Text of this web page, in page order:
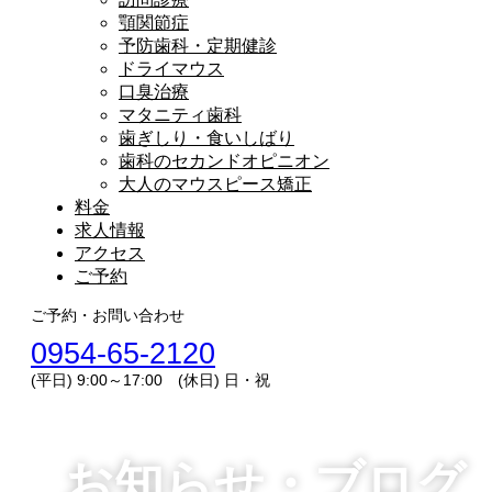
顎関節症
予防歯科・定期健診
ドライマウス
口臭治療
マタニティ歯科
歯ぎしり・食いしばり
歯科のセカンドオピニオン
大人のマウスピース矯正
料金
求人情報
アクセス
ご予約
ご予約・お問い合わせ
0954-65-2120
(平日) 9:00～17:00 (休日) 日・祝